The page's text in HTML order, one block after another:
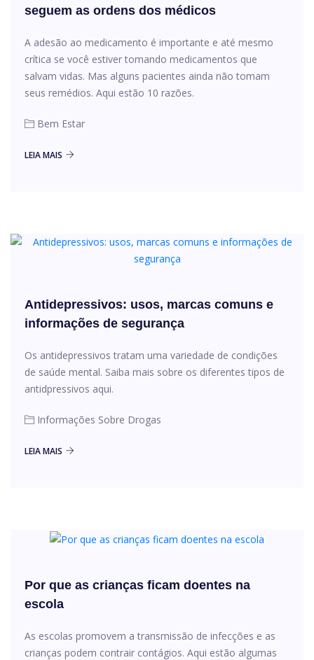
seguem as ordens dos médicos
A adesão ao medicamento é importante e até mesmo
crítica se você estiver tomando medicamentos que
salvam vidas. Mas alguns pacientes ainda não tomam
seus remédios. Aqui estão 10 razões.
Bem Estar
LEIA MAIS
Antidepressivos: usos, marcas comuns e
informações de segurança
Os antidepressivos tratam uma variedade de condições
de saúde mental. Saiba mais sobre os diferentes tipos de
antidpressivos aqui.
Informações Sobre Drogas
LEIA MAIS
Por que as crianças ficam doentes na
escola
As escolas promovem a transmissão de infecções e as
crianças podem contrair contágios. Aqui estão algumas